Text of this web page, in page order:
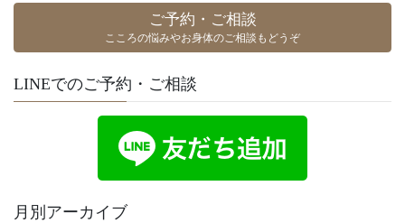
ご予約・ご相談
こころの悩みやお身体のご相談もどうぞ
LINEでのご予約・ご相談
月別アーカイブ